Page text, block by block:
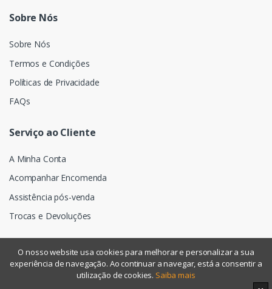
Sobre Nós
Sobre Nós
Termos e Condições
Políticas de Privacidade
FAQs
Serviço ao Cliente
A Minha Conta
Acompanhar Encomenda
Assistência pós-venda
Trocas e Devoluções
©Assismática- Todos os direitos reservados
O nosso website usa cookies para melhorar e personalizar a sua
experiência de navegação. Ao continuar a navegar, está a consentir a
utilização de cookies. Saiba mais